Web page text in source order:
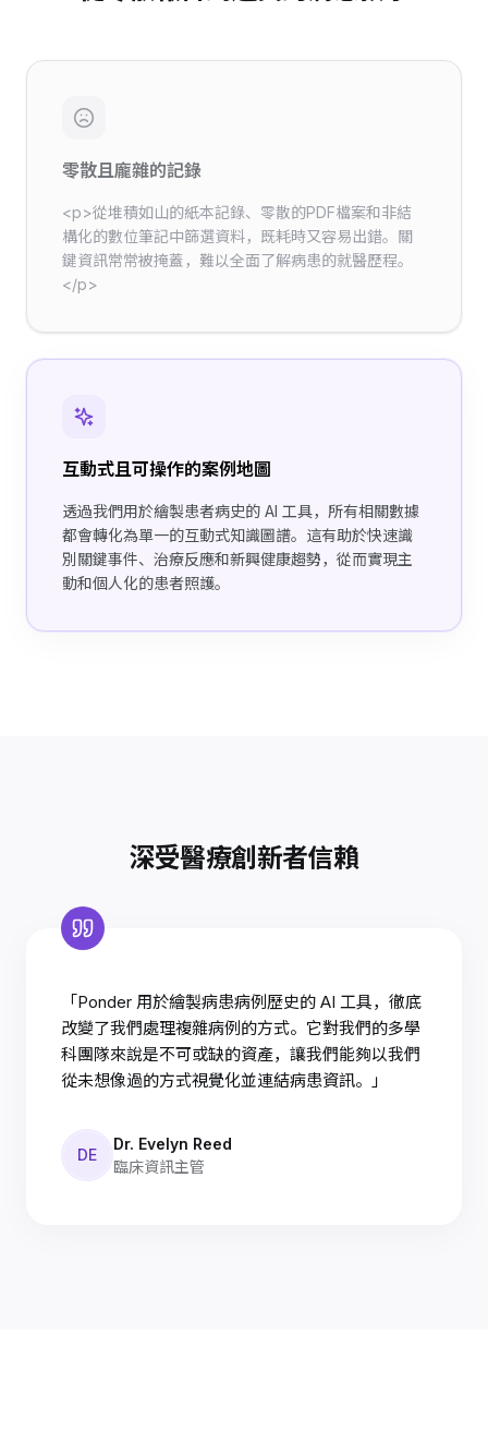
零散且龐雜的記錄
<p>從堆積如山的紙本記錄、零散的PDF檔案和非結
構化的數位筆記中篩選資料，既耗時又容易出錯。關
鍵資訊常常被掩蓋，難以全面了解病患的就醫歷程。
</p>
互動式且可操作的案例地圖
透過我們用於繪製患者病史的 AI 工具，所有相關數據
都會轉化為單一的互動式知識圖譜。這有助於快速識
別關鍵事件、治療反應和新興健康趨勢，從而實現主
動和個人化的患者照護。
深受醫療創新者信賴
「Ponder 用於繪製病患病例歷史的 AI 工具，徹底
改變了我們處理複雜病例的方式。它對我們的多學
科團隊來說是不可或缺的資產，讓我們能夠以我們
從未想像過的方式視覺化並連結病患資訊。」
DE
Dr. Evelyn Reed
臨床資訊主管